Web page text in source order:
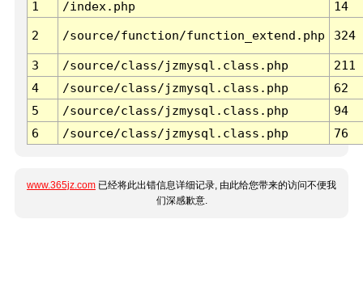
1
/index.php 14
2 /source/function/function_extend.php 324
3 /source/class/jzmysql.class.php
211
4
/source/class/jzmysql.class.php
62
5
/source/class/jzmysql.class.php
94
6
/source/class/jzmysql.class.php 76
www.365jz.com 已经将此出错信息详细记录, 由此给您带来的访问不便我
们深感歉意.